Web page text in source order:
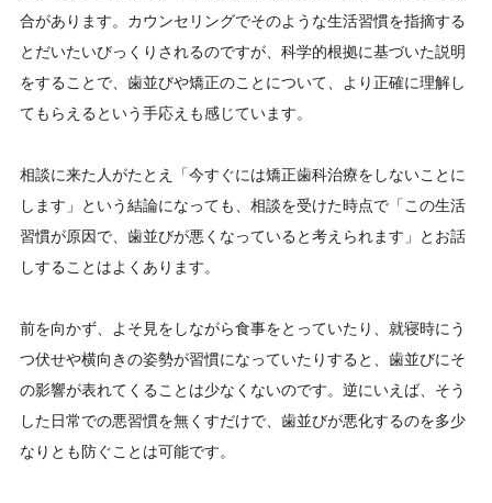
合があります。カウンセリングでそのような生活習慣を指摘する
とだいたいびっくりされるのですが、科学的根拠に基づいた説明
をすることで、歯並びや矯正のことについて、より正確に理解し
てもらえるという手応えも感じています。
相談に来た人がたとえ「今すぐには矯正歯科治療をしないことに
します」という結論になっても、相談を受けた時点で「この生活
習慣が原因で、歯並びが悪くなっていると考えられます」とお話
しすることはよくあります。
前を向かず、よそ見をしながら食事をとっていたり、就寝時にう
つ伏せや横向きの姿勢が習慣になっていたりすると、歯並びにそ
の影響が表れてくることは少なくないのです。逆にいえば、そう
した日常での悪習慣を無くすだけで、歯並びが悪化するのを多少
なりとも防ぐことは可能です。